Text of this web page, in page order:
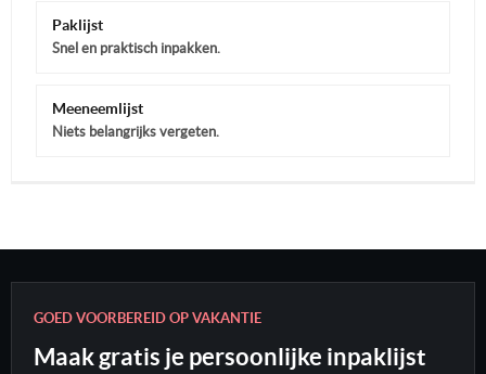
Paklijst
Snel en praktisch inpakken.
Meeneemlijst
Niets belangrijks vergeten.
GOED VOORBEREID OP VAKANTIE
Maak gratis je persoonlijke inpaklijst